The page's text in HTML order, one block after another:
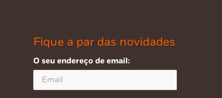
Fique a par das novidades
O seu endereço de email: